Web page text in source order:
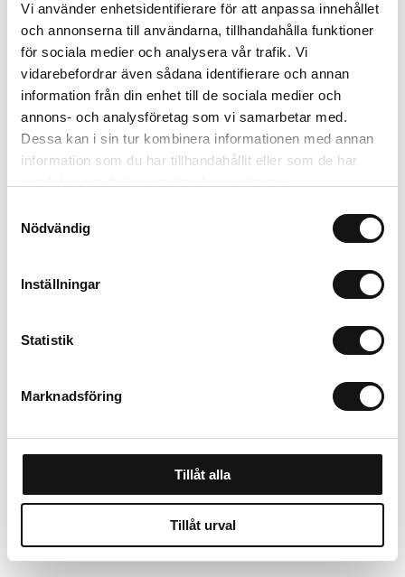
Vi använder enhetsidentifierare för att anpassa innehållet
och annonserna till användarna, tillhandahålla funktioner
för sociala medier och analysera vår trafik. Vi
vidarebefordrar även sådana identifierare och annan
information från din enhet till de sociala medier och
annons- och analysföretag som vi samarbetar med.
Dessa kan i sin tur kombinera informationen med annan
information som du har tillhandahållit eller som de har
Nödvändig
Inställningar
Statistik
Marknadsföring
Tillåt alla
Tillåt urval
Beställningsvara, 1-2v
Inkl. moms: 133 kr
Lägg i varukorgen
Trygg betalning
Ekologiskt utbud
Beskrivning
Recensioner